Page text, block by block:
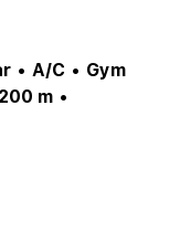
• A/C • Gym
m •